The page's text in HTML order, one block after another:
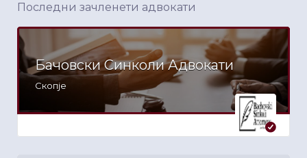
Последни зачленети адвокати
Бачовски Синколи Адвокати
Скопје